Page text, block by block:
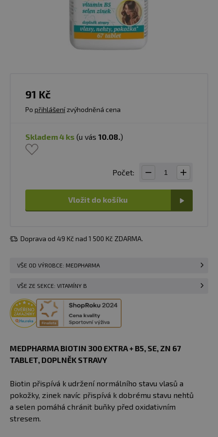
91 Kč
Po přihlášenízvýhodněná cena
skladem 4 ks (u vás 10.08.)
Počet:
Vložit do košíku
Doprava od 49 Kč nad 1 500 Kč ZDARMA.
VŠE OD VÝROBCE: MEDPHARMA
VŠE ZE SEKCE: VITAMÍNY B
MEDPHARMA BIOTIN 300 EXTRA + B5, SE, ZN 67
TABLET​, DOPLNĚK STRAVY
Biotin přispívá k udržení normálního stavu vlasů a
pokožky, zinek navíc přispívá k dobrému stavu nehtů
a selen pomáhá chránit buňky před oxidativním
stresem.​